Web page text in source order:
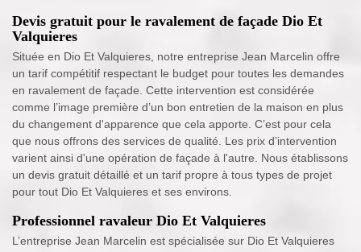
Devis gratuit pour le ravalement de façade Dio Et
Valquieres
Située en Dio Et Valquieres, notre entreprise Jean Marcelin offre
un tarif compétitif respectant le budget pour toutes les demandes
en ravalement de façade. Cette intervention est considérée
comme l’image première d’un bon entretien de la maison en plus
du changement d'apparence que cela apporte. C’est pour cela
que nous offrons des services de qualité. Les prix d’intervention
varient ainsi d'une opération de façade à l'autre. Nous établissons
un devis gratuit détaillé et un tarif propre à tous types de projet
pour tout Dio Et Valquieres et ses environs.
Professionnel ravaleur Dio Et Valquieres
L’entreprise Jean Marcelin est spécialisée sur Dio Et Valquieres